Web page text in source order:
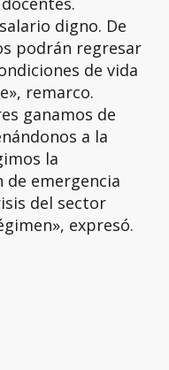
digno. De
podrán regresar
de vida
remarco.
ganamos de
a la
la
emergencia
del sector
expresó.